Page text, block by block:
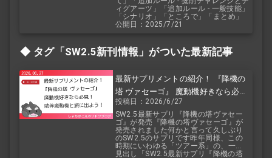
ィグアーツ」「追加ルール - 一般技能」
「シナリオ」「ところで」「まとめ」
公開日：2025/7/21
タグ「SW2.5新刊情報」がついた最新記事
最新サプリメントの紹介！ 『降機の
塔 ヴァセーゴ』 魔動機好きなら必
見！ 随伴魔動機と旅に出よう！
投稿日：2026/6/27
SW2.5最新サプリ『降機の塔ヴァセー
ゴ』が発売『降機の塔ヴァセーゴ』が
発売されました何かと言って久しぶり
のSW2.5のサプリです昨年同様、この
時期にいわゆる「ツアー系」の、一...
見出し「SW2.5最新サプリ『降機の塔